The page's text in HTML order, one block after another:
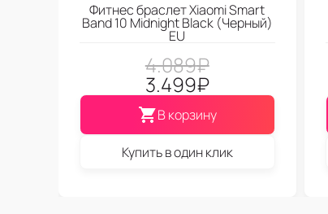
Фитнес браслет Xiaomi Smart
Band 10 Midnight Black (Черный)
EU
4.089₽
3.499₽
В корзину
Купить в один клик